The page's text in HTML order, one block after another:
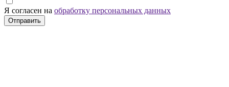
Я согласен на обработку персональных данных